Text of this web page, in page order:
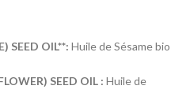
SEED OIL**: Huile de Sésame bio
SEED OIL : Huile de